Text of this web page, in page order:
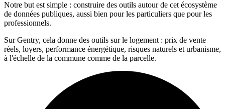
Notre but est simple : construire des outils autour de cet écosystème
de données publiques, aussi bien pour les particuliers que pour les
professionnels.
Sur Gentry, cela donne des outils sur le logement : prix de vente
réels, loyers, performance énergétique, risques naturels et urbanisme,
à l'échelle de la commune comme de la parcelle.